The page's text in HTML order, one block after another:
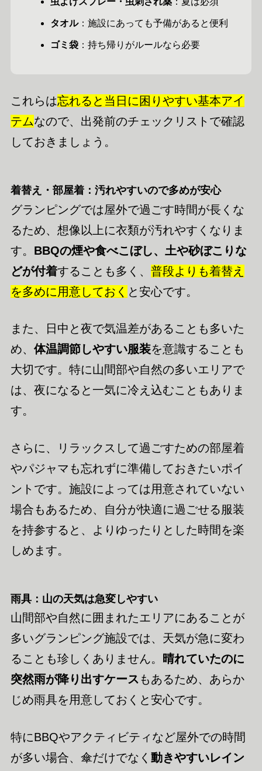
タオル：施設にあっても予備があると便利
ゴミ袋 ：持ち帰りがルールなら必要
これらは忘れると当日に困りやすい基本アイ
テムなので、出発前のチェックリストで確認
しておきましょう。
着替え・部屋着：汚れやすいので多めが安心
グランピングでは屋外で過ごす時間が長くな
るため、想像以上に衣類が汚れやすくなりま
す。 BBQの煙や食べこぼし、土や砂ぼこりな
どが付着することも多く、 普段よりも着替え
を多めに用意しておく と安心です。
また、日中と夜で気温差があることも多いた
め、 体温調節しやすい服装を意識することも
大切です。特に山間部や自然の多いエリアで
は、夜になると一気に冷え込むこともありま
す。
さらに、リラックスして過ごすための部屋着
やパジャマも忘れずに準備しておきたいポイ
ントです。施設によっては用意されていない
場合もあるため、自分が快適に過ごせる服装
を持参すると、よりゆったりとした時間を楽
しめます。
雨具：山の天気は急変しやすい
山間部や自然に囲まれたエリアにあることが
多いグランピング施設では、天気が急に変わ
ることも珍しくありません。 晴れていたのに
突然雨が降り出すケースもあるため、あらか
じめ雨具を用意しておくと安心です。
特にBBQやアクティビティなど屋外での時間
が多い場合、傘だけでなく 動きやすいレイン